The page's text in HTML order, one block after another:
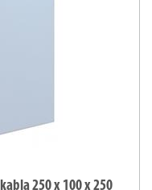
250 x 100 x 250